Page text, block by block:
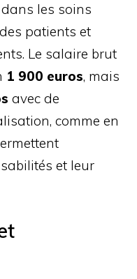
dans les soins
patients et
Le salaire brut
1 900 euros, mais
avec de
comme en
et leur